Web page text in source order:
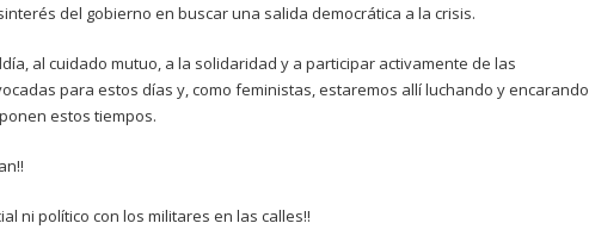
del gobierno en buscar una salida democrática a la crisis.
al cuidado mutuo, a la solidaridad y a participar activamente de las
para estos días y, como feministas, estaremos allí luchando y encarando
estos tiempos.
ni político con los militares en las calles!!